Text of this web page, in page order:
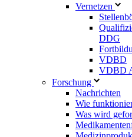
Vernetzen
DDG
VDBD
VDBD
Forschung
Nachrichten
Wie
Was wird